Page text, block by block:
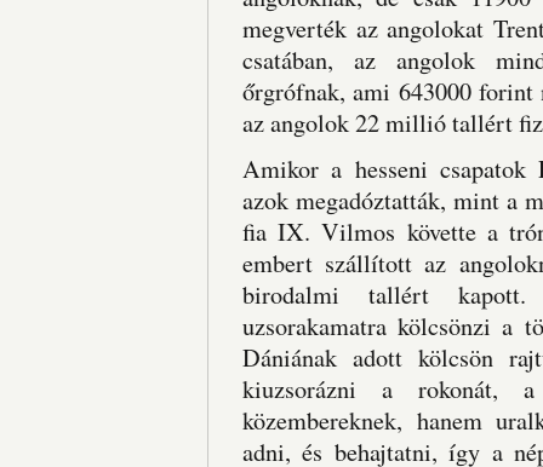
megverték az angolokat
csatában, az angolok
őrgrófnak, ami 643000 forint
az angolok 22 millió tallért
Amikor a hesseni csapatok
azok megadóztatták, mint a
fia IX. Vilmos követte a
embert szállított az
birodalmi tallért kapott.
uzsorakamatra kölcsönzi a
Dániának adott kölcsön
kiuzsorázni a rokonát,
közembereknek, hanem
adni, és behajtatni, így a